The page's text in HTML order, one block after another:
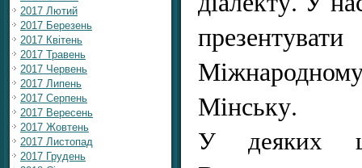
2017 Лютий
2017 Березень
2017 Квітень
2017 Травень
2017 Червень
2017 Липень
2017 Серпень
2017 Вересень
2017 Жовтень
2017 Листопад
2017 Грудень
Мінську.
У деяких